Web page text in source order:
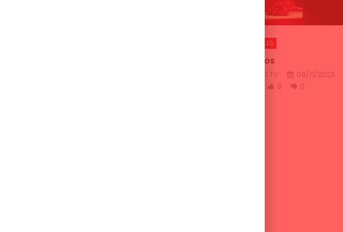
REVISTAS DIGITALES
Jaleos Jondos
DE FLAMENCO TV
09/11/2023
8 0